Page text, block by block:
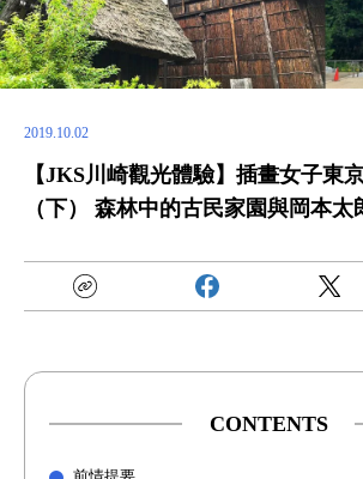
2019.10.02
【JKS川崎觀光體驗】插畫女子東
（下） 森林中的古民家園與岡本太
CONTENTS